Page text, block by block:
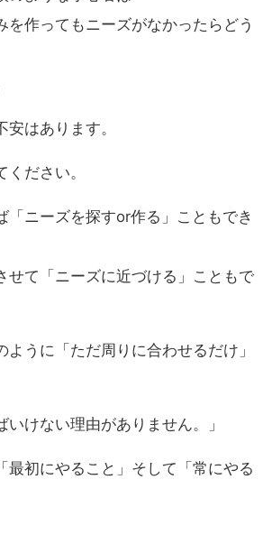
を作ってもニーズがなかったらどう
はあります。
ださい。
「ニーズを探すor作る」こともでき
せて「ニーズに近づける」こともで
ように「ただ周りに合わせるだけ」
いけない理由がありません。」
最初にやること」そして「常にやる